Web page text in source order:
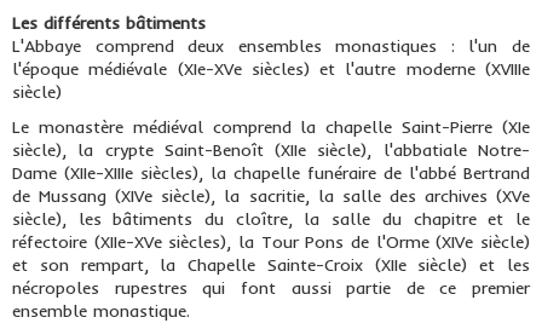
Les différents bâtiments
L'Abbaye comprend deux ensembles monastiques : l'un de
l'époque médiévale (XIe-XVe siècles) et l'autre moderne (XVIIIe
siècle)
Le monastère médiéval comprend la chapelle Saint-Pierre (XIe
siècle), la crypte Saint-Benoît (XIIe siècle), l'abbatiale Notre-
Dame (XIIe-XIIIe siècles), la chapelle funéraire de l'abbé Bertrand
de Mussang (XIVe siècle), la sacritie, la salle des archives (XVe
siècle), les bâtiments du cloître, la salle du chapitre et le
réfectoire (XIIe-XVe siècles), la Tour Pons de l'Orme (XIVe siècle)
et son rempart, la Chapelle Sainte-Croix (XIIe siècle) et les
nécropoles rupestres qui font aussi partie de ce premier
ensemble monastique.